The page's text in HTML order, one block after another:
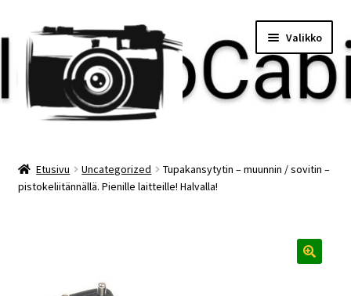
Siirry
navigointiin
Siirry
sisältöön
Valikko
Maksu
Etusivu Uncategorized
Tupakansytytin – muunnin / sovitin –
pistokeliitännällä. Pienille laitteille! Halvalla!